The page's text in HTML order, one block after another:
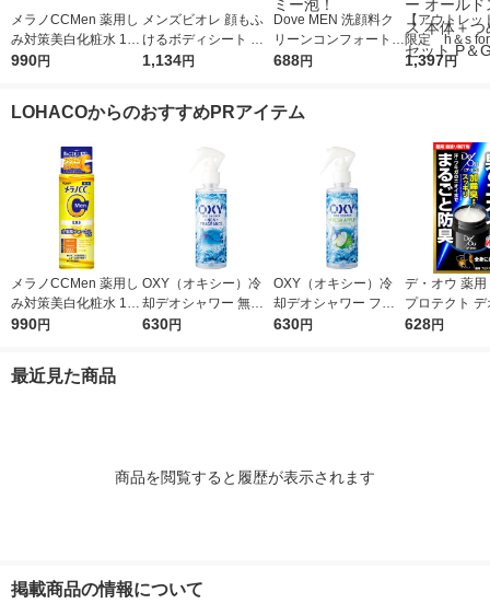
メラノCCMen 薬用し
み対策美白化粧水 170
ml ロート製薬
990円
メンズビオレ 顔もふ
けるボディシート 清
潔感のあるせっけんの
1,134円
Dove MEN 洗顔料ク
リーンコンフォート
詰替 110ml 2個 マイ
688円
【アウトレッ
限定 h＆s
（エイチアン
1,397円
LOHACOからのおすすめPRアイテム
メラノCCMen 薬用し
み対策美白化粧水 170
ml ロート製薬
990円
OXY（オキシー）冷
却デオシャワー 無香
料 200ml 1個 ロート
630円
OXY（オキシー）冷
却デオシャワー フレ
ッシュアップルの香り
630円
デ・オウ 薬用
プロテクト
ム 全身用 男
628円
最近見た商品
商品を閲覧すると履歴が表示されます
掲載商品の情報について